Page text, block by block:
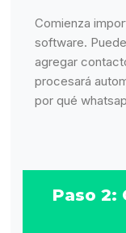
Comienza
software.
agregar
procesará
por qué
Paso 2: